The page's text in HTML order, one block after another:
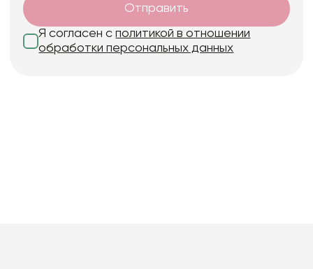
Отправить
Я согласен сполитикой в отношении
обработки персональных данных